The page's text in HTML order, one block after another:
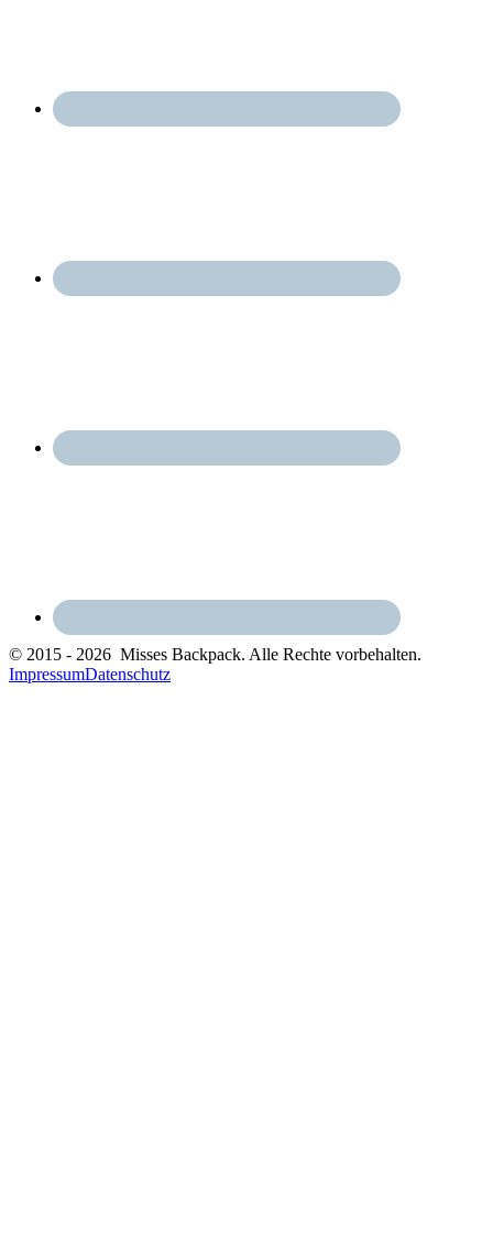
© 2015 - 2026 Misses Backpack. Alle Rechte vorbehalten.
ImpressumDatenschutz